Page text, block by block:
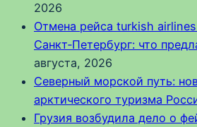
2026
Отмена рейса turkish
Санкт‑Петербург: что
августа, 2026
Северный морской путь:
арктического туризма
Грузия возбудила дело о